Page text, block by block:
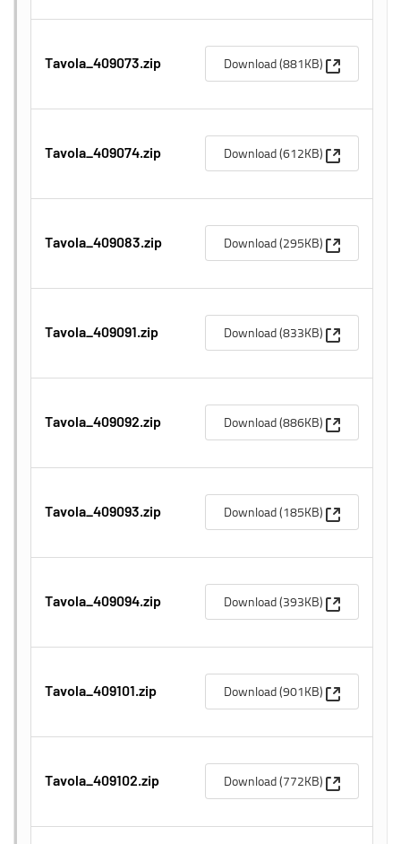
Tavola_409073.zip Download (881KB) (Apre una
Tavola_409074.zip Download (612KB) (Apre una
Tavola_409083.zip Download (295KB) (Apre una
Tavola_409091.zip Download (833KB) (Apre una
Tavola_409092.zip Download (886KB) (Apre una
Tavola_409093.zip Download (185KB) (Apre una
Tavola_409094.zip Download (393KB) (Apre una
Tavola_409101.zip Download (901KB) (Apre una
Tavola_409102.zip Download (772KB) (Apre una